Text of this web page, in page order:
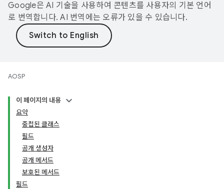
Google은 AI 기술을 사용하여 콘텐츠를 사용자의 기본 언어
로 번역합니다. AI 번역에는 오류가 있을 수 있습니다.
AOSP
이 페이지의 내용
요약
중첩된 클래스
필드
공개 생성자
공개 메서드
보호된 메서드
필드